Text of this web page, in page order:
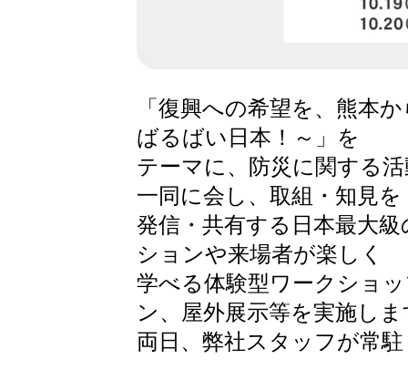
「復興への希望を、熊本
ばるばい日本！～」を
テーマに、防災に関する
一同に会し、取組・知見を
発信・共有する日本最大
ションや来場者が楽しく
学べる体験型ワークショ
ン、屋外展示等を実施し
両日、弊社スタッフが常